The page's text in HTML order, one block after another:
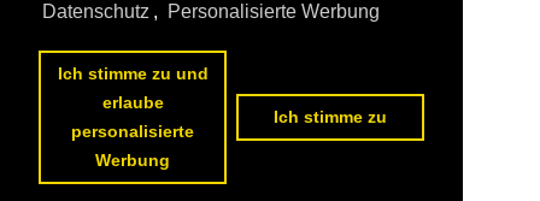
Datenschutz , Personalisierte Werbung
Ich stimme zu und
erlaube
personalisierte
Werbung
Ich stimme zu